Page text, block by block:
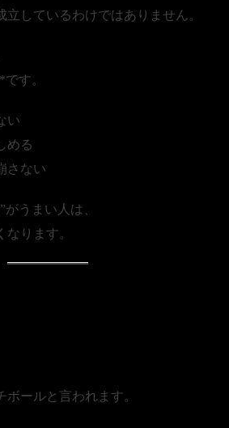
立しているわけではありません。
す。
い
める
さない
うまい人は、
ります。
ボールと言われます。